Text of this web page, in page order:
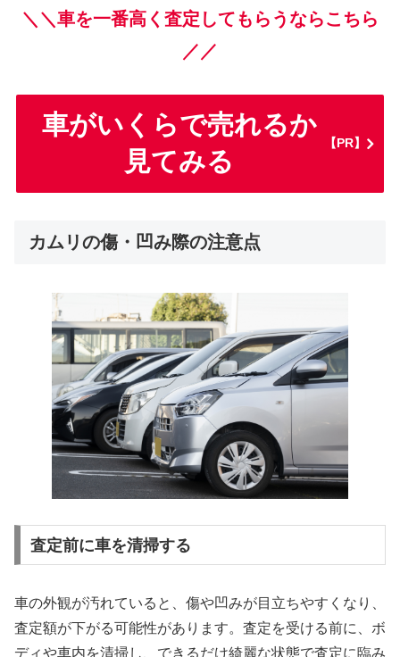
＼＼車を一番高く査定してもらうならこちら
／／
車がいくらで売れるか
見てみる
【PR】
カムリの傷・凹み際の注意点
査定前に車を清掃する
車の外観が汚れていると、傷や凹みが目立ちやすくなり、
査定額が下がる可能性があります。査定を受ける前に、ボ
ディや車内を清掃し、できるだけ綺麗な状態で査定に臨み